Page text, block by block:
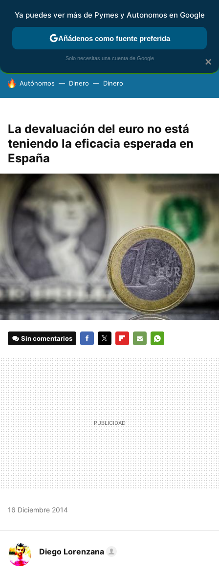
FISCALIDAD Y CONTABILIDAD KIT DIGITAL RENTA
HOY SE HABLA DE
Autónomos Dinero Dinero
La devaluación del euro no está
teniendo la eficacia esperada en
España
Sin comentarios
MAIL
16 Diciembre 2014
Diego Lorenzana
×
Ya puedes ver más de Pymes y Autonomos en Google
Añádenos como fuente preferida
Solo necesitas una cuenta de Google